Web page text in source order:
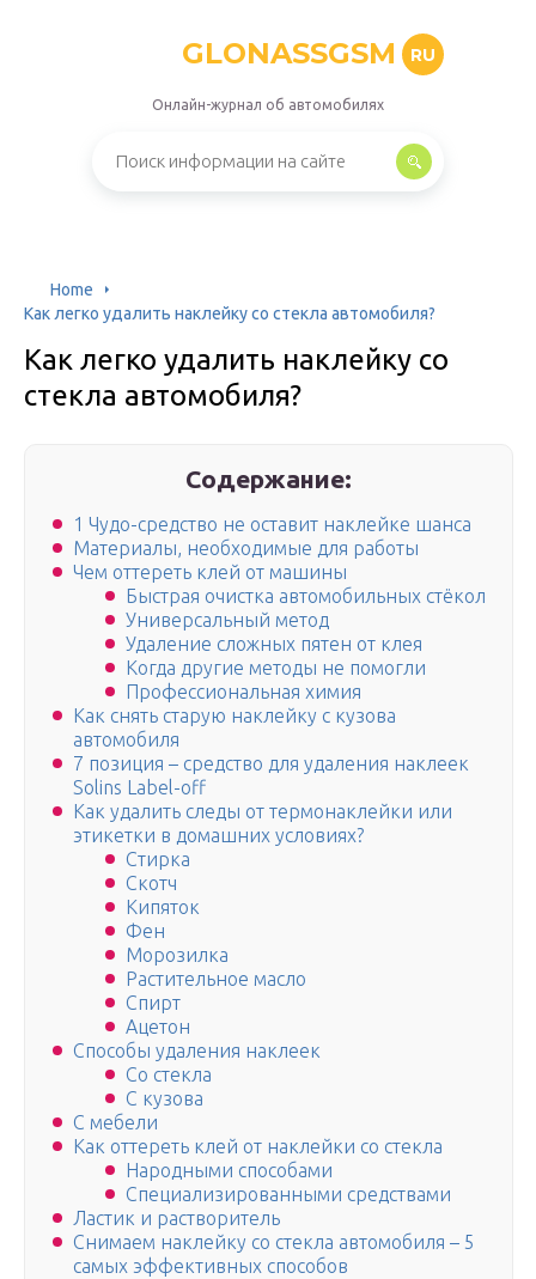
GLONASSGSM RU
Онлайн-журнал об автомобилях
Home
Как легко удалить наклейку со стекла автомобиля?
Как легко удалить наклейку со
стекла автомобиля?
Содержание:
1 Чудо-средство не оставит наклейке шанса
Материалы, необходимые для работы
Чем оттереть клей от машины
Быстрая очистка автомобильных стёкол
Универсальный метод
Удаление сложных пятен от клея
Когда другие методы не помогли
Профессиональная химия
Как снять старую наклейку с кузова
автомобиля
7 позиция – средство для удаления наклеек
Solins Label-off
Как удалить следы от термонаклейки или
этикетки в домашних условиях?
Стирка
Скотч
Кипяток
Фен
Морозилка
Растительное масло
Спирт
Ацетон
Способы удаления наклеек
Со стекла
С кузова
С мебели
Как оттереть клей от наклейки со стекла
Народными способами
Специализированными средствами
Ластик и растворитель
Снимаем наклейку со стекла автомобиля – 5
самых эффективных способов